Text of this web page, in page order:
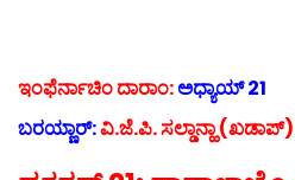
ಇಂಫೆರ್ನಾಚಿಂ ದಾರಾಂ:ಅಧ್ಯಾಯ್ 21
ಬರಯ್ಣಾರ್:ವಿ.ಜೆ.ಪಿ. ಸಲ್ಡಾನ್ಹಾ (ಖಡಾಪ್)